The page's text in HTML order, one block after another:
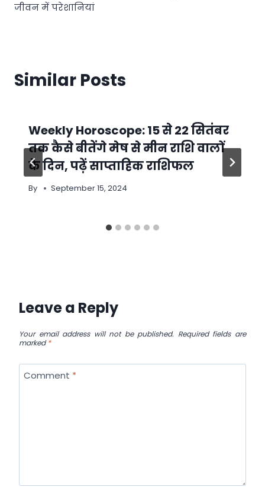
जीवन में परेशानियां
Similar Posts
Weekly Horoscope: 15 से 22 सितंबर
तक कैसे बीतेंगे मेष से मीन राशि वालों
के दिन, पढ़ें साप्ताहिक राशिफल
By September 15, 2024
Leave a Reply
Your email address will not be published. Required fields are
marked*
Comment *